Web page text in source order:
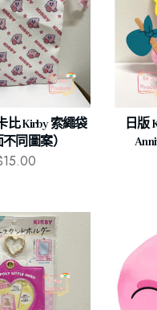
比 Kirby 索繩袋
不同圖案）
15.00
日版